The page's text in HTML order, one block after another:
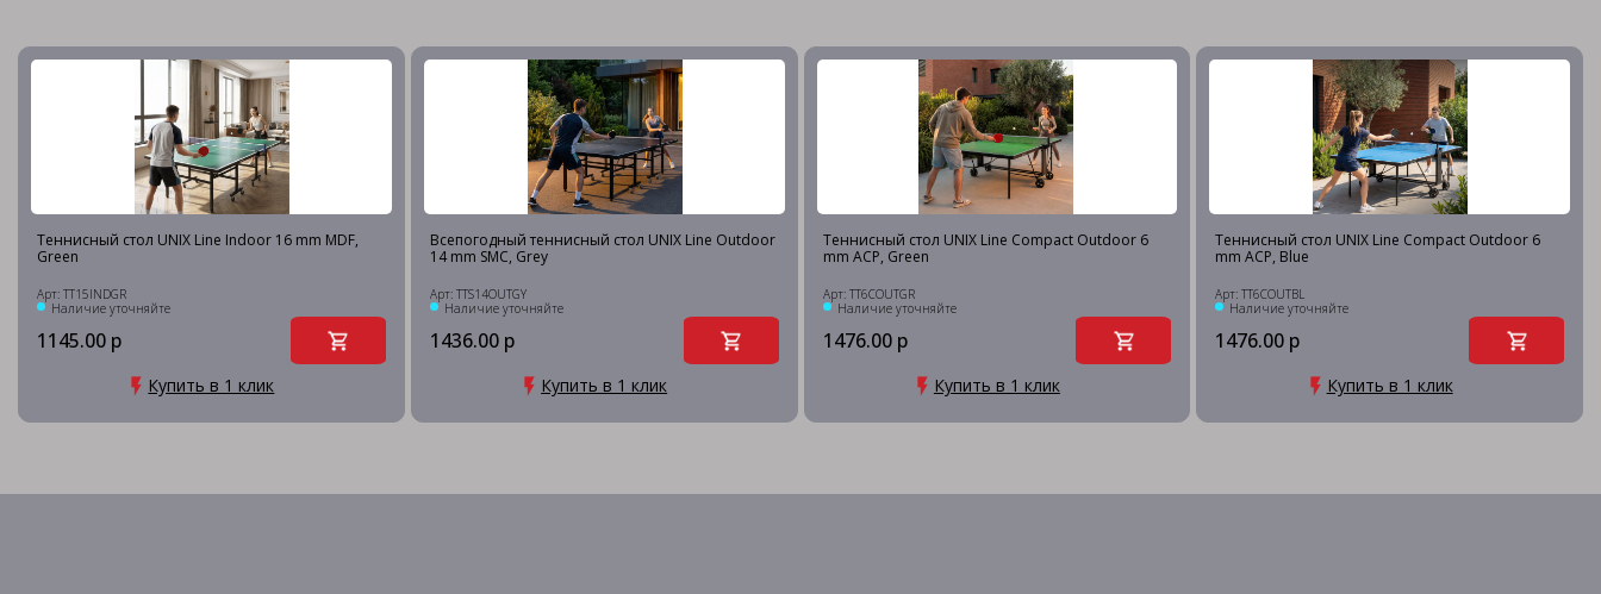
Теннисный стол UNIX Line Indoor 16 mm MDF,
Green
Арт: TT15INDGR
Наличие уточняйте
1145.00 р
Купить в 1 клик
Всепогодный теннисный стол UNIX Line Outdoor
14 mm SMC, Grey
Арт: TTS14OUTGY
Наличие уточняйте
1436.00 р
Купить в 1 клик
Теннисный стол UNIX Line Compact Outdoor 6
mm ACP, Green
Арт: TT6COUTGR
Наличие уточняйте
1476.00 р
Купить в 1 клик
Теннисный стол UNIX Line Compact Outdoor 6
mm ACP, Blue
Арт: TT6COUTBL
Наличие уточняйте
1476.00 р
Купить в 1 клик